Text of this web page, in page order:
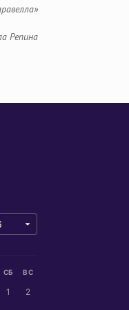
Репина
СБ ВС
1 2